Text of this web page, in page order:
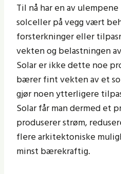
Til nå har en av
solceller på vegg vært
forsterkninger eller
vekten og belastningen
Solar er ikke dette noe
bærer fint vekten av et
gjør noen ytterligere
Solar får man dermed et
produserer strøm,
flere arkitektoniske
minst bærekraftig.